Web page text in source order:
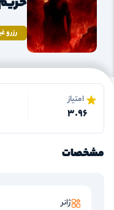
رزرو
امتیاز
3.96
مشخصات
ژانر